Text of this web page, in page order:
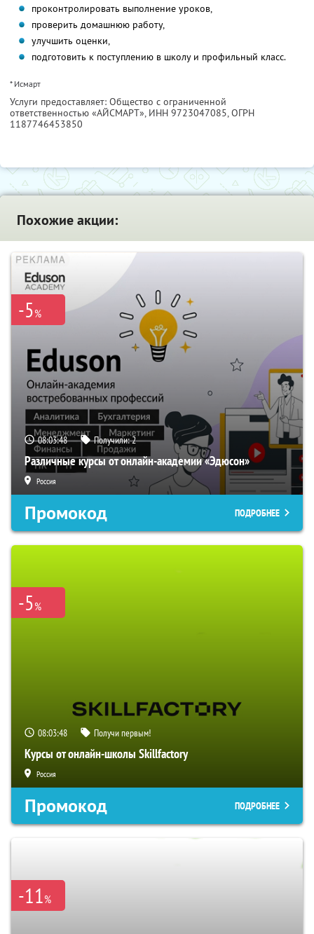
проконтролировать выполнение уроков,
проверить домашнюю работу,
улучшить оценки,
подготовить к поступлению в школу и профильный класс.
* Исмарт
Услуги предоставляет: Общество с ограниченной
ответственностью «АЙСМАРТ», ИНН 9723047085, ОГРН
1187746453850
Похожие акции:
-5%
08:03:47 Получили:2
Различные курсы от онлайн-академии «Эдюсон»
Россия
Промокод ПОДРОБНЕЕ
-5%
08:03:47 Получи первым!
Курсы от онлайн-школы Skillfactory
Россия
Промокод ПОДРОБНЕЕ
-11%